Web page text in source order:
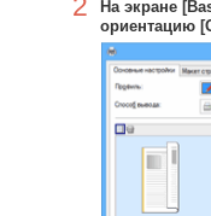
2
На экране
ориентацию